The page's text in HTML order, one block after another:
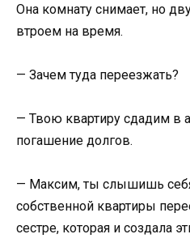
Она комнату снимает, но
втроем на время.
— Зачем туда переезжать?
— Твою квартиру сдадим в
погашение долгов.
— Максим, ты слышишь
собственной квартиры
сестре, которая и создала